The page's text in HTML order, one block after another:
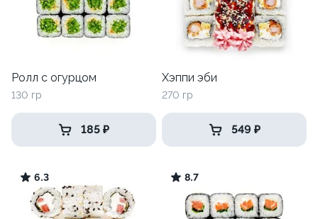
Ролл с огурцом
130 гр
185 ₽
Хэппи эби
270 гр
549 ₽
6.3 8.7